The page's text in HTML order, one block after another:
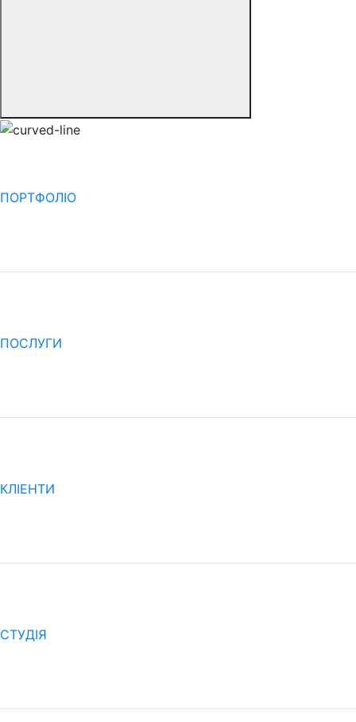
ПОРТФОЛІО
ПОСЛУГИ
КЛІЕНТИ
CТУДІЯ